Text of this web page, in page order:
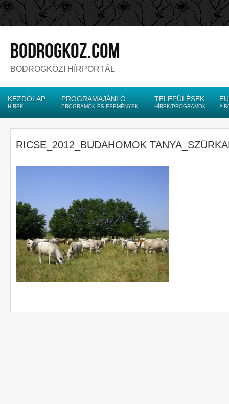
bodrogkoz.com
BODROGKÖZI HÍRPORTÁL
KEZDŐLAP
HÍREK
PROGRAMAJÁNLÓ
PROGRAMOK ÉS ESEMÉNYEK
TELEPÜLÉSEK
HÍREK/PROGRAMOK A
RICSE_2012_BUDAHOMOK